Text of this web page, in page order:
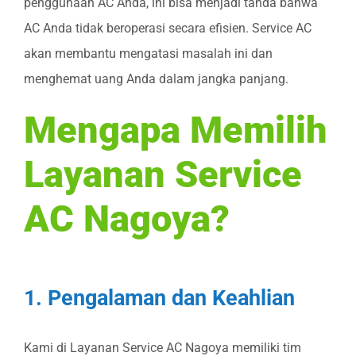
AC Anda tidak beroperasi secara efisien. Service AC
akan membantu mengatasi masalah ini dan
menghemat uang Anda dalam jangka panjang.
Mengapa Memilih
Layanan Service
AC Nagoya?
1. Pengalaman dan Keahlian
Kami di Layanan Service AC Nagoya memiliki tim